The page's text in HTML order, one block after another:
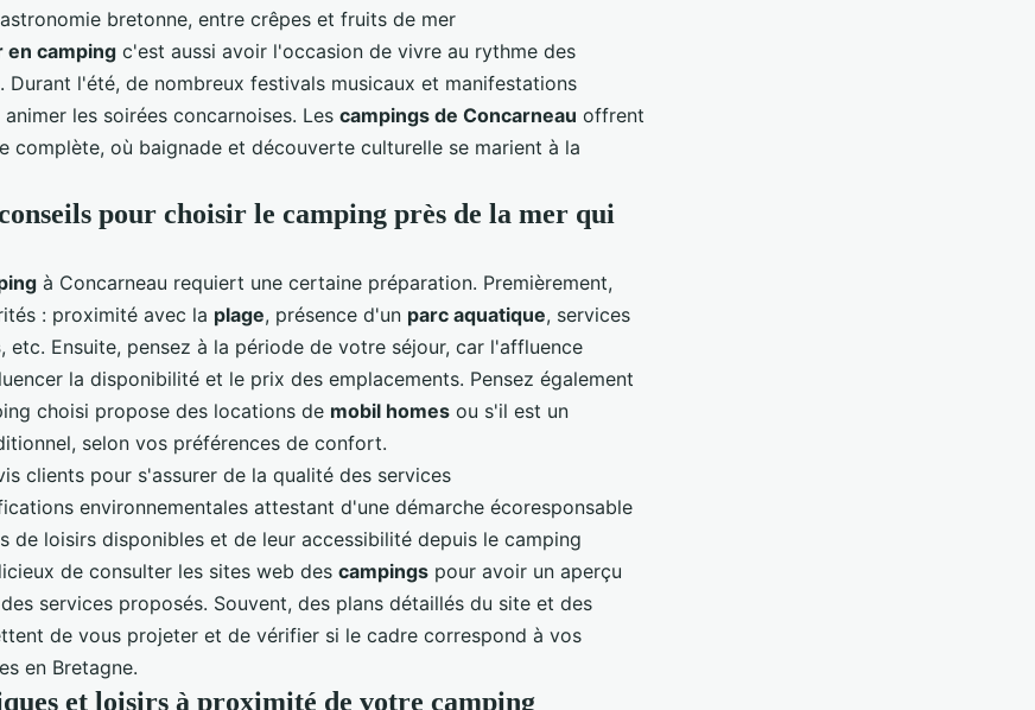
bretonne, entre crêpes et fruits de mer
en camping c'est aussi avoir l'occasion de vivre au rythme des
Durant l'été, de nombreux festivals musicaux et manifestations
les soirées concarnoises. Les campings de Concarneau offrent
complète, où baignade et découverte culturelle se marient à la
pour choisir le camping près de la mer qui
à Concarneau requiert une certaine préparation. Premièrement,
: proximité avec la plage, présence d'un parc aquatique, services
, etc. Ensuite, pensez à la période de votre séjour, car l'affluence
la disponibilité et le prix des emplacements. Pensez également
choisi propose des locations de mobil homes ou s'il est un
selon vos préférences de confort.
clients pour s'assurer de la qualité des services
environnementales attestant d'une démarche écoresponsable
de loisirs disponibles et de leur accessibilité depuis le camping
de consulter les sites web des campings pour avoir un aperçu
services proposés. Souvent, des plans détaillés du site et des
de vous projeter et de vérifier si le cadre correspond à vos
en Bretagne.
et loisirs à proximité de votre camping